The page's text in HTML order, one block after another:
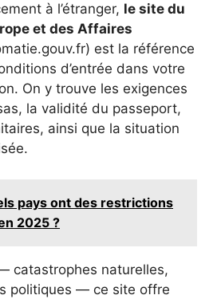
à l’étranger, le site du
et des Affaires
est la référence
d’entrée dans votre
On y trouve les exigences
la validité du passeport,
ainsi que la situation
pays ont des restrictions
2025 ?
catastrophes naturelles,
politiques — ce site offre